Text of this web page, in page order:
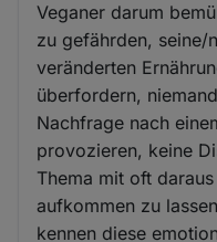
Veganer darum
zu gefährden, seine/
veränderten
überfordern,
Nachfrage nach
provozieren, keine
Thema mit oft
aufkommen zu
kennen diese